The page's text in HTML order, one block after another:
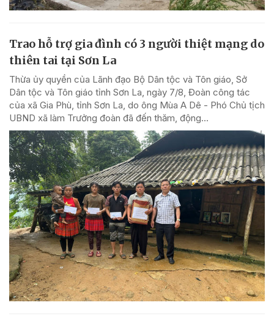
Trao hỗ trợ gia đình có 3 người thiệt mạng do
thiên tai tại Sơn La
Thừa ủy quyền của Lãnh đạo Bộ Dân tộc và Tôn giáo, Sở
Dân tộc và Tôn giáo tỉnh Sơn La, ngày 7/8, Đoàn công tác
của xã Gia Phù, tỉnh Sơn La, do ông Mùa A Dê - Phó Chủ tịch
UBND xã làm Trưởng đoàn đã đến thăm, động...